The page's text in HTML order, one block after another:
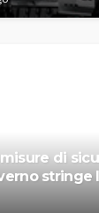
di
stringe